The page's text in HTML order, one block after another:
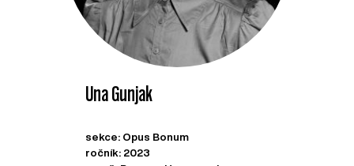
Una Gunjak
sekce: Opus Bonum
ročník: 2023